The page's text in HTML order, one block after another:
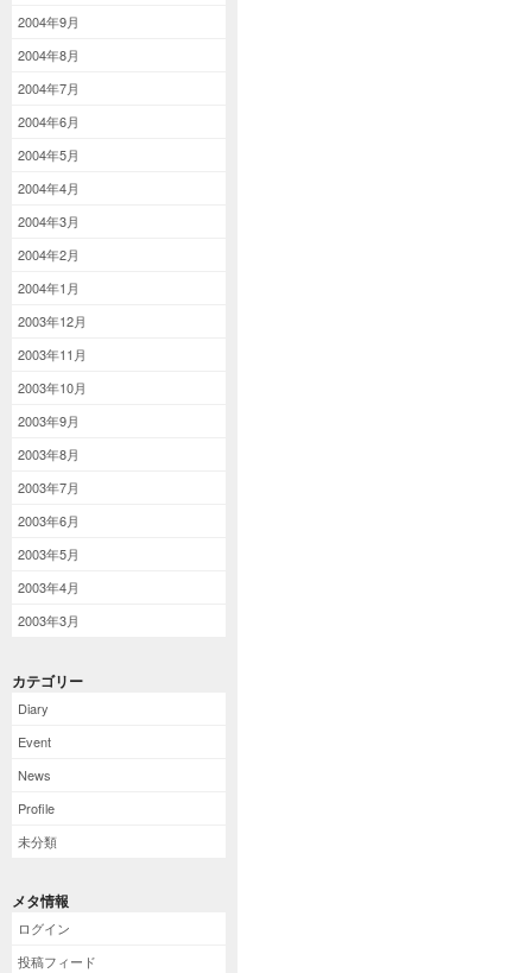
2004年9月
2004年8月
2004年7月
2004年6月
2004年5月
2004年4月
2004年3月
2004年2月
2004年1月
2003年12月
2003年11月
2003年10月
2003年9月
2003年8月
2003年7月
2003年6月
2003年5月
2003年4月
2003年3月
カテゴリー
Diary
Event
News
Profile
未分類
メタ情報
ログイン
投稿フィード